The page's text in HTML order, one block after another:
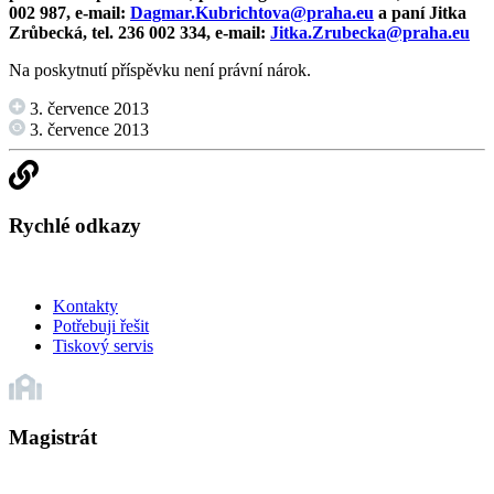
002 987, e-mail: Dagmar.Kubrichtova@praha.eu a paní Jitka
Zrůbecká, tel. 236 002 334, e-mail: Jitka.Zrubecka@praha.eu
Na poskytnutí příspěvku není právní nárok.
3. července 2013
3. července 2013
Rychlé odkazy
Kontakty
Potřebuji řešit
Tiskový servis
Magistrát